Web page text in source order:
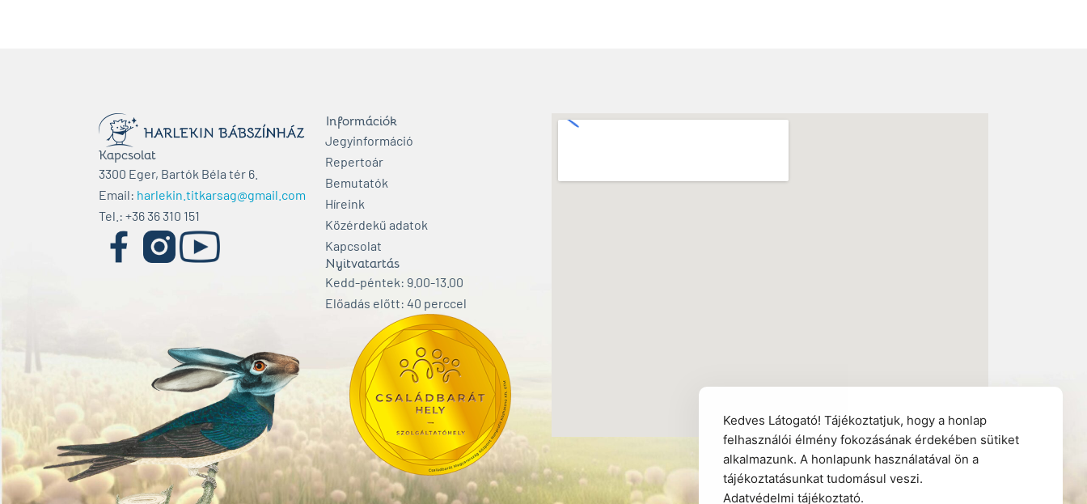
Kapcsolat
3300 Eger, Bartók Béla tér 6.
Email: harlekin.titkarsag@gmail.com
Tel.: +36 36 310 151
Információk
Jegyinformáció
Repertoár
Bemutatók
Híreink
Közérdekű adatok
Kapcsolat
Nyitvatartás
Kedd-péntek: 9.00-13.00
Előadás előtt: 40 perccel
Kedves Látogató! Tájékoztatjuk, hogy a honlap
felhasználói élmény fokozásának érdekében sütiket
alkalmazunk. A honlapunk használatával ön a
tájékoztatásunkat tudomásul veszi.
Adatvédelmi tájékoztató.